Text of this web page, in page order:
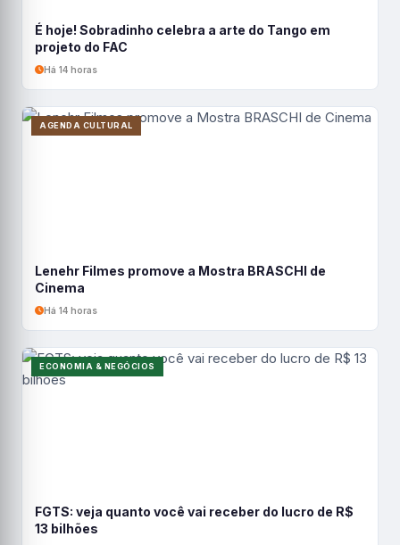
É hoje! Sobradinho celebra a arte do Tango em
projeto do FAC
Há 14 horas
AGENDA CULTURAL
Lenehr Filmes promove a Mostra BRASCHI de
Cinema
Há 14 horas
ECONOMIA & NEGÓCIOS
FGTS: veja quanto você vai receber do lucro de R$
13 bilhões